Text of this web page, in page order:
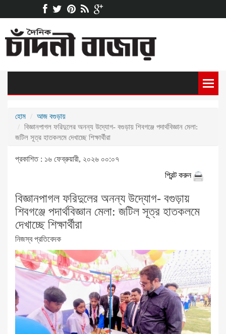
হোম
আজ বগুড়ায়
বিজ্ঞানপাগল ফরিদুলের অনন্য উদ্যোগ- বগুড়ায় শিবগঞ্জে পদার্থবিজ্ঞান মেলা:
জটিল সূত্র হাতকলমে দেখাচ্ছে শিক্ষার্থীরা
প্রকাশিত : ১৬ ফেব্রুয়ারী, ২০২৬ ০০:০৭
প্রিন্ট করুন
বিজ্ঞানপাগল ফরিদুলের অনন্য উদ্যোগ- বগুড়ায়
শিবগঞ্জে পদার্থবিজ্ঞান মেলা: জটিল সূত্র হাতকলমে
দেখাচ্ছে শিক্ষার্থীরা
নিজস্ব প্রতিবেদক